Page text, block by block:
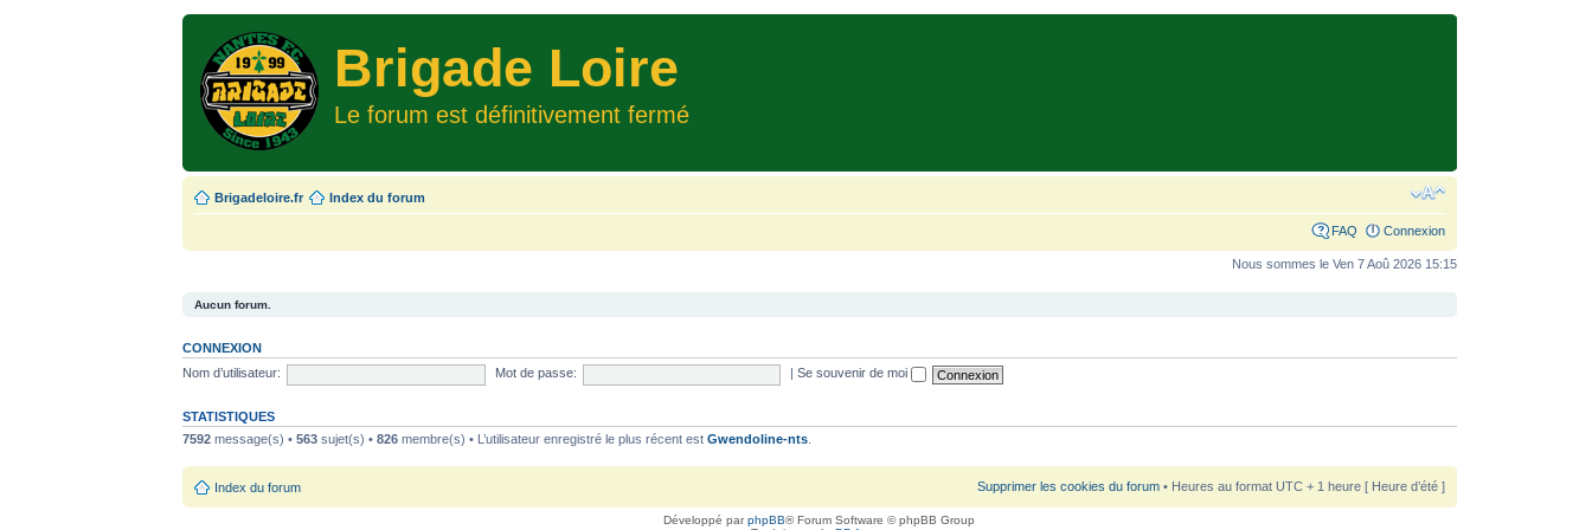
Brigade Loire
Le forum est définitivement fermé
Brigadeloire.fr Index du forum
FAQ Connexion
Nous sommes le Ven 7 Aoû 2026 15:15
Aucun forum.
CONNEXION
Nom d’utilisateur:
Mot de passe: Se souvenir de moi
STATISTIQUES
7592 message(s) •563 sujet(s) •826 membre(s) • L’utilisateur enregistré le plus récent estGwendoline-nts
Index du forum Supprimer les cookies du forum• Heures au format UTC + 1 heure [ Heure d’été ]
Développé parphpBB® Forum Software © phpBB Group